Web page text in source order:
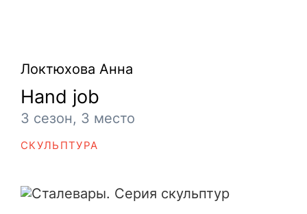
Локтюхова Анна
Hand job
3 сезон, 3 место
СКУЛЬПТУРА
Сталевары. Серия скульптур